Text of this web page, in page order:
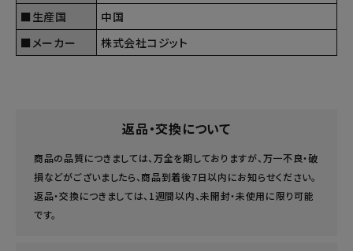
■生産国
中国
■メーカー
株式会社コジット
返品・交換について
商品の品質につきましては、万全を期しておりますが、万一不良・破
損などがございましたら、商品到着後7日以内にお知らせください。
返品・交換につきましては、1週間以内、未開封・未使用に限り可能
です。